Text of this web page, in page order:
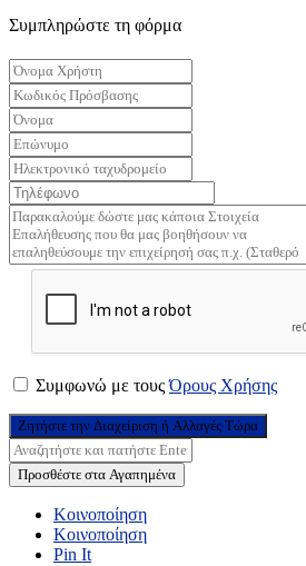
Συμπληρώστε τη φόρμα
Συμφωνώ με τουςΌρους Χρήσης
Ζητήστε την Διαχείριση ή Αλλαγές Τώρα
Προσθέστε στα Αγαπημένα
Κοινοποίηση
Κοινοποίηση
Pin It